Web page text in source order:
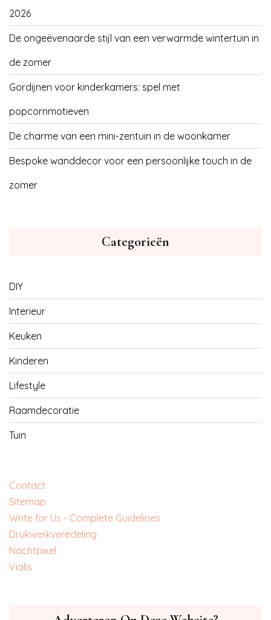
2026
De ongeëvenaarde stijl van een verwarmde wintertuin in
de zomer
Gordijnen voor kinderkamers: spel met
popcornmotieven
De charme van een mini-zentuin in de woonkamer
Bespoke wanddecor voor een persoonlijke touch in de
zomer
Categorieën
DIY
Interieur
Keuken
Kinderen
Lifestyle
Raamdecoratie
Tuin
Contact
Sitemap
Write for Us - Complete Guidelines
‎Drukwerkveredeling
‎Nachtpixel
‎Vialis